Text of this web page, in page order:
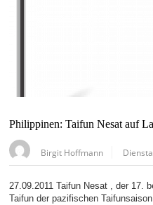
Philippinen: Taifun Nesat auf
Birgit Hoffmann
27.09.2011 Taifun Nesat , der 17.
Taifun der pazifischen